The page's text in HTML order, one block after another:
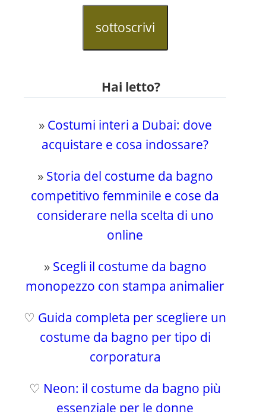
sottoscrivi
Hai letto?
» Costumi interi a Dubai: dove
acquistare e cosa indossare?
» Storia del costume da bagno
competitivo femminile e cose da
considerare nella scelta di uno
online
» Scegli il costume da bagno
monopezzo con stampa animalier
♡ Guida completa per scegliere un
costume da bagno per tipo di
corporatura
♡ Neon: il costume da bagno più
essenziale per le donne